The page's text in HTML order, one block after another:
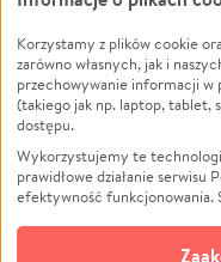
Leczenie
Zwierzęta
Pożar
Ukraina
Pomoc Finansowa
Projekty
Pogrzeb
Korzystamy z plików cookie
zarówno własnych, jak i
przechowywanie informacji w
(takiego jak np. laptop, tablet,
dostępu.
Wykorzystujemy te
prawidłowe działanie
efektywność funkcjonowania.